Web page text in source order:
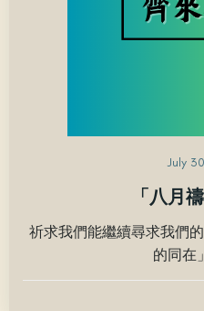
July
「八月
祈求我們能繼續尋求我們
的同在